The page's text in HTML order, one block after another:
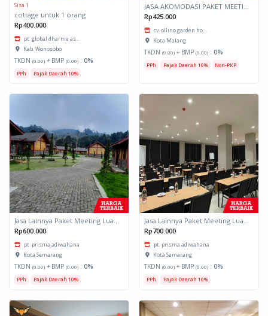
Sisa 1
cottage untuk 1 orang
Rp400.000
pt. global dharma as...
Kab. Wonosobo
TKDN (0.00) + BMP (0.00) : 0%
PPh Pajak Daerah 10%
Rp425.000
cv. ollino garden ho...
Kota Malang
TKDN (0.00) + BMP (0.00) : 0%
PPh Pajak Daerah 10% Non-PKP
Jasa Lainnya Paket Meeting Luar Kota Hari Bumi 2
Rp600.000
pt. prisma adiwahana
Kota Semarang
TKDN (0.00) + BMP (0.00) : 0%
PPh Pajak Daerah 10%
Jasa Lainnya Paket Meeting Luar Kota Hari Bumi 1
Rp700.000
pt. prisma adiwahana
Kota Semarang
TKDN (0.00) + BMP (0.00) : 0%
PPh Pajak Daerah 10%